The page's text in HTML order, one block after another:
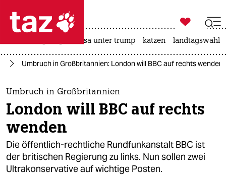
 taz zahl ich
taz zahl ich
themen
politik
öko
gesellschaft

taz zahl ich
usa unter trump katzen landtagswahl
Umbruch in Großbritannien: London will BBC auf rechts wenden
Umbruch in Großbritannien
London will BBC auf rechts
wenden
Die öffentlich-rechtliche Rundfunkanstalt BBC ist
der britischen Regierung zu links. Nun sollen zwei
Ultrakonservative auf wichtige Posten.